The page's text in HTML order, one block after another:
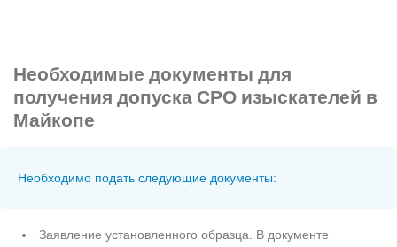
Необходимые документы для
получения допуска СРО изыскателей в
Майкопе
Необходимо подать следующие документы:
Заявление установленного образца. В документе